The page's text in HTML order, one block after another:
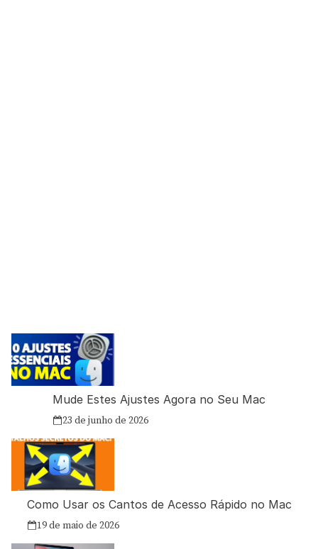
Mude Estes Ajustes Agora no Seu Mac
23 de junho de 2026
Como Usar os Cantos de Acesso Rápido no Mac
19 de maio de 2026